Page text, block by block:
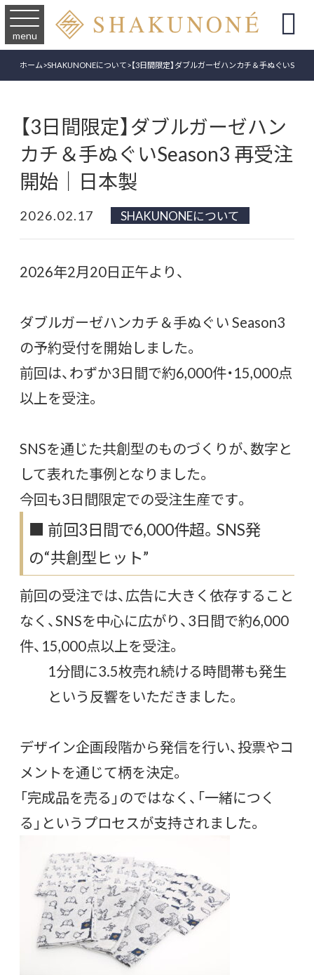
menu 
ホーム>SHAKUNONEについて>【3日間限定】ダブルガーゼハンカチ＆手ぬぐい
【3日間限定】ダブルガーゼハン
カチ＆手ぬぐいSeason3 再受注
開始｜日本製
2026.02.17 SHAKUNONEについて
2026年2月20日正午より、
ダブルガーゼハンカチ＆手ぬぐい Season3
の予約受付を開始しました。
前回は、わずか3日間で約6,000件・15,000点
以上を受注。
SNSを通じた共創型のものづくりが、数字と
して表れた事例となりました。
今回も3日間限定での受注生産です。
■ 前回3日間で6,000件超。SNS発
の“共創型ヒット”
前回の受注では、広告に大きく依存すること
なく、SNSを中心に広がり、3日間で約6,000
件、15,000点以上を受注。
1分間に3.5枚売れ続ける時間帯も発生
という反響をいただきました。
デザイン企画段階から発信を行い、投票やコ
メントを通じて柄を決定。
「完成品を売る」のではなく、「一緒につく
る」というプロセスが支持されました。